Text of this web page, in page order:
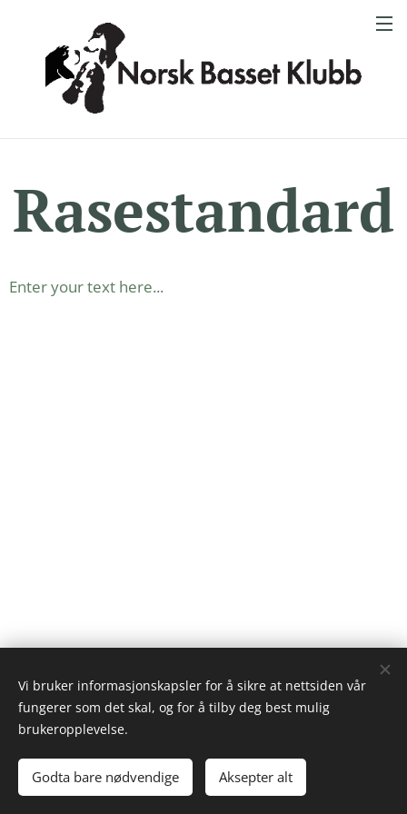
Rasestandard
Enter your text here...
Cookies
Vi bruker informasjonskapsler for å sikre at nettsiden vår
fungerer som det skal, og for å tilby deg best mulig
brukeropplevelse.
Godta bare nødvendige Aksepter alt